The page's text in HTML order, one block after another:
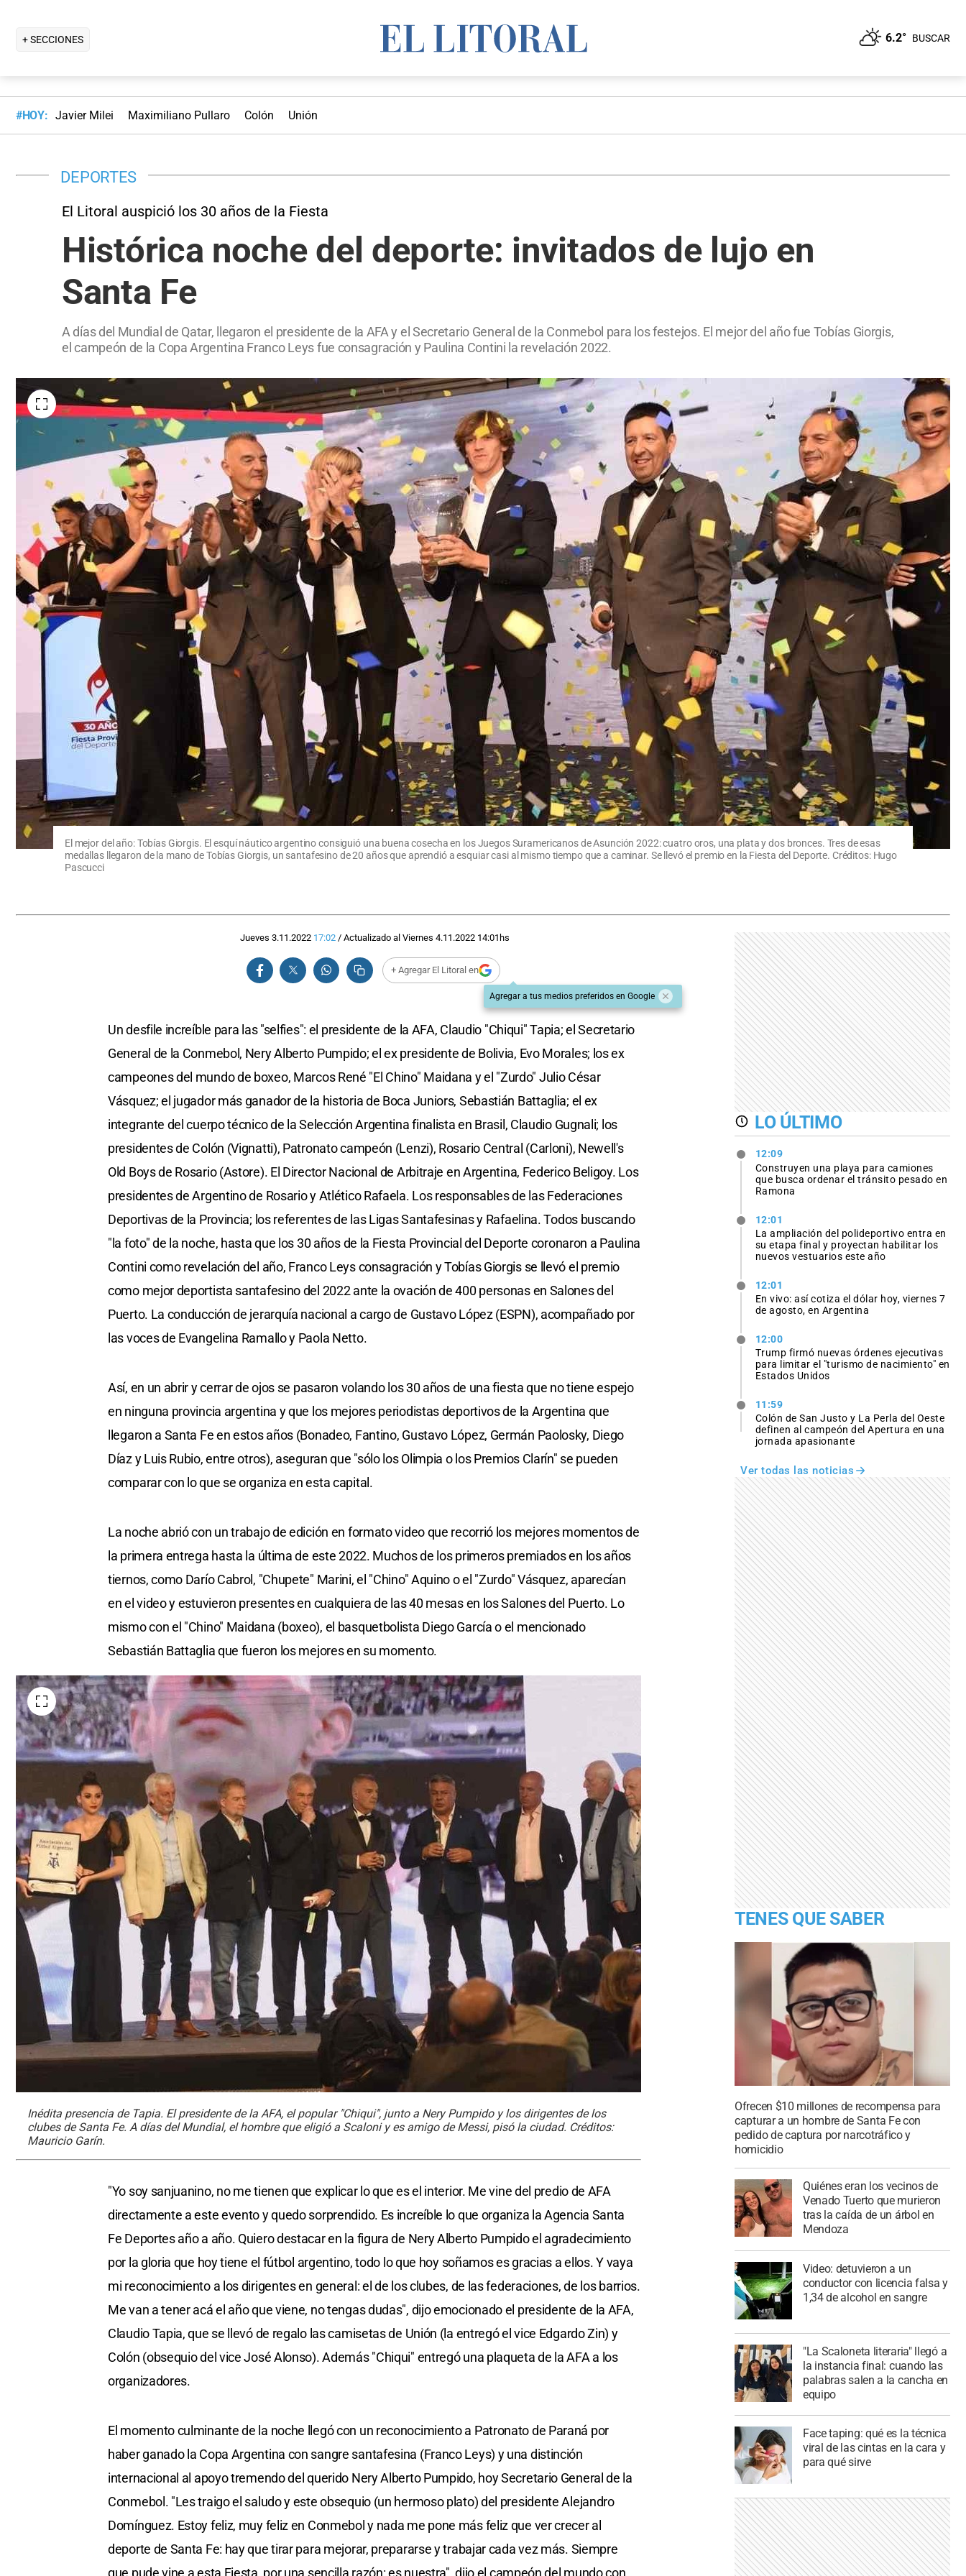
+ SECCIONES 6.2° BUSCAR
#HOY: Javier Milei Maximiliano Pullaro Colón Unión
DEPORTES
El Litoral auspició los 30 años de la Fiesta
Histórica noche del deporte: invitados de lujo en
Santa Fe
A días del Mundial de Qatar, llegaron el presidente de la AFA y el Secretario General de la Conmebol para los festejos. El mejor del año fue Tobías Giorgis,
el campeón de la Copa Argentina Franco Leys fue consagración y Paulina Contini la revelación 2022.
El mejor del año: Tobías Giorgis. El esquí náutico argentino consiguió una buena cosecha en los Juegos Suramericanos de Asunción 2022: cuatro oros, una plata y dos bronces. Tres de esas
medallas llegaron de la mano de Tobías Giorgis, un santafesino de 20 años que aprendió a esquiar casi al mismo tiempo que a caminar. Se llevó el premio en la Fiesta del Deporte. Créditos: Hugo
Pascucci
Jueves 3.11.2022 17:02/ Actualizado al Viernes 4.11.2022 14:01hs
+ Agregar El Litoral en
Agregar a tus medios preferidos en Google
Un desfile increíble para las "selfies": el presidente de la AFA, Claudio "Chiqui" Tapia; el Secretario
General de la Conmebol, Nery Alberto Pumpido; el ex presidente de Bolivia, Evo Morales; los ex
campeones del mundo de boxeo, Marcos René "El Chino" Maidana y el "Zurdo" Julio César
Vásquez; el jugador más ganador de la historia de Boca Juniors, Sebastián Battaglia; el ex
integrante del cuerpo técnico de la Selección Argentina finalista en Brasil, Claudio Gugnali; los
presidentes de Colón (Vignatti), Patronato campeón (Lenzi), Rosario Central (Carloni), Newell's
Old Boys de Rosario (Astore). El Director Nacional de Arbitraje en Argentina, Federico Beligoy. Los
presidentes de Argentino de Rosario y Atlético Rafaela. Los responsables de las Federaciones
Deportivas de la Provincia; los referentes de las Ligas Santafesinas y Rafaelina. Todos buscando
"la foto" de la noche, hasta que los 30 años de la Fiesta Provincial del Deporte coronaron a Paulina
Contini como revelación del año, Franco Leys consagración y Tobías Giorgis se llevó el premio
como mejor deportista santafesino del 2022 ante la ovación de 400 personas en Salones del
Puerto. La conducción de jerarquía nacional a cargo de Gustavo López (ESPN), acompañado por
las voces de Evangelina Ramallo y Paola Netto.
Así, en un abrir y cerrar de ojos se pasaron volando los 30 años de una fiesta que no tiene espejo
en ninguna provincia argentina y que los mejores periodistas deportivos de la Argentina que
llegaron a Santa Fe en estos años (Bonadeo, Fantino, Gustavo López, Germán Paolosky, Diego
Díaz y Luis Rubio, entre otros), aseguran que "sólo los Olimpia o los Premios Clarín" se pueden
comparar con lo que se organiza en esta capital.
La noche abrió con un trabajo de edición en formato video que recorrió los mejores momentos de
la primera entrega hasta la última de este 2022. Muchos de los primeros premiados en los años
tiernos, como Darío Cabrol, "Chupete" Marini, el "Chino" Aquino o el "Zurdo" Vásquez, aparecían
en el video y estuvieron presentes en cualquiera de las 40 mesas en los Salones del Puerto. Lo
mismo con el "Chino" Maidana (boxeo), el basquetbolista Diego García o el mencionado
Sebastián Battaglia que fueron los mejores en su momento.
Inédita presencia de Tapia. El presidente de la AFA, el popular "Chiqui", junto a Nery Pumpido y los dirigentes de los
clubes de Santa Fe. A días del Mundial, el hombre que eligió a Scaloni y es amigo de Messi, pisó la ciudad. Créditos:
Mauricio Garín.
"Yo soy sanjuanino, no me tienen que explicar lo que es el interior. Me vine del predio de AFA
directamente a este evento y quedo sorprendido. Es increíble lo que organiza la Agencia Santa
Fe Deportes año a año. Quiero destacar en la figura de Nery Alberto Pumpido el agradecimiento
por la gloria que hoy tiene el fútbol argentino, todo lo que hoy soñamos es gracias a ellos. Y vaya
mi reconocimiento a los dirigentes en general: el de los clubes, de las federaciones, de los barrios.
Me van a tener acá el año que viene, no tengas dudas", dijo emocionado el presidente de la AFA,
Claudio Tapia, que se llevó de regalo las camisetas de Unión (la entregó el vice Edgardo Zin) y
Colón (obsequio del vice José Alonso). Además "Chiqui" entregó una plaqueta de la AFA a los
organizadores.
El momento culminante de la noche llegó con un reconocimiento a Patronato de Paraná por
haber ganado la Copa Argentina con sangre santafesina (Franco Leys) y una distinción
internacional al apoyo tremendo del querido Nery Alberto Pumpido, hoy Secretario General de la
Conmebol. "Les traigo el saludo y este obsequio (un hermoso plato) del presidente Alejandro
Domínguez. Estoy feliz, muy feliz en Conmebol y nada me pone más feliz que ver crecer al
deporte de Santa Fe: hay que tirar para mejorar, prepararse y trabajar cada vez más. Siempre
LO ÚLTIMO
12:09
Construyen una playa para camiones
que busca ordenar el tránsito pesado en
Ramona
12:01
La ampliación del polideportivo entra en
su etapa final y proyectan habilitar los
nuevos vestuarios este año
12:01
En vivo: así cotiza el dólar hoy, viernes 7
de agosto, en Argentina
12:00
Trump firmó nuevas órdenes ejecutivas
para limitar el "turismo de nacimiento" en
Estados Unidos
11:59
Colón de San Justo y La Perla del Oeste
definen al campeón del Apertura en una
jornada apasionante
Ver todas las noticias
TENES QUE SABER
Ofrecen $10 millones de recompensa para
capturar a un hombre de Santa Fe con
pedido de captura por narcotráfico y
homicidio
Quiénes eran los vecinos de
Venado Tuerto que murieron
tras la caída de un árbol en
Mendoza
Video: detuvieron a un
conductor con licencia falsa y
1,34 de alcohol en sangre
"La Scaloneta literaria" llegó a
la instancia final: cuando las
palabras salen a la cancha en
equipo
Face taping: qué es la técnica
viral de las cintas en la cara y
para qué sirve